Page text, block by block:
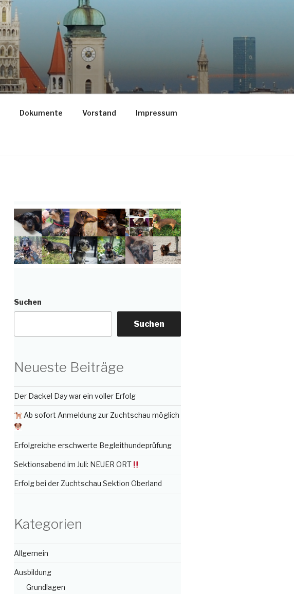
Dokumente Vorstand Impressum
Suchen
Suchen
Neueste Beiträge
Der Dackel Day war ein voller Erfolg
Ab sofort Anmeldung zur Zuchtschau möglich
Erfolgreiche erschwerte Begleithundeprüfung
Sektionsabend im Juli: NEUER ORT
Erfolg bei der Zuchtschau Sektion Oberland
Kategorien
Allgemein
Ausbildung
Grundlagen